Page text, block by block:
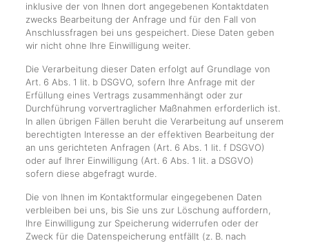
inklusive der von Ihnen dort angegebenen Kontaktdaten
zwecks Bearbeitung der Anfrage und für den Fall von
Anschlussfragen bei uns gespeichert. Diese Daten geben
wir nicht ohne Ihre Einwilligung weiter.
Die Verarbeitung dieser Daten erfolgt auf Grundlage von
Art. 6 Abs. 1 lit. b DSGVO, sofern Ihre Anfrage mit der
Erfüllung eines Vertrags zusammenhängt oder zur
Durchführung vorvertraglicher Maßnahmen erforderlich ist.
In allen übrigen Fällen beruht die Verarbeitung auf unserem
berechtigten Interesse an der effektiven Bearbeitung der
an uns gerichteten Anfragen (Art. 6 Abs. 1 lit. f DSGVO)
oder auf Ihrer Einwilligung (Art. 6 Abs. 1 lit. a DSGVO)
sofern diese abgefragt wurde.
Die von Ihnen im Kontaktformular eingegebenen Daten
verbleiben bei uns, bis Sie uns zur Löschung auffordern,
Ihre Einwilligung zur Speicherung widerrufen oder der
Zweck für die Datenspeicherung entfällt (z. B. nach